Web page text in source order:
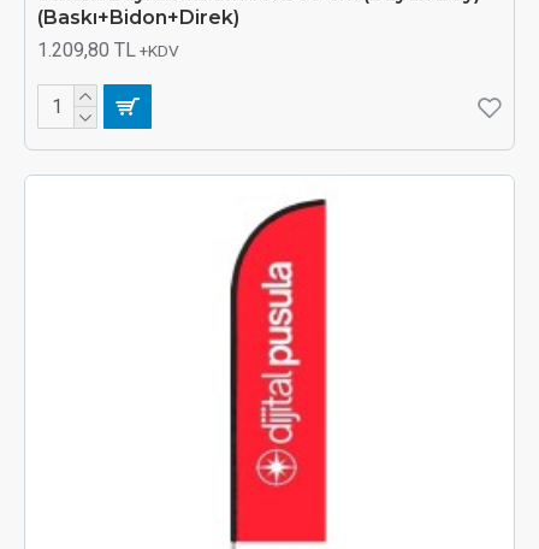
(Baskı+Bidon+Direk)
1.209,80 TL +KDV